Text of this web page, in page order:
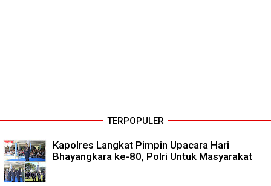
TERPOPULER
Kapolres Langkat Pimpin Upacara Hari
Bhayangkara ke-80, Polri Untuk Masyarakat